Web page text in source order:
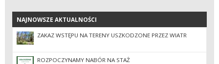
NAJNOWSZE AKTUALNOŚCI
NAJNOWSZE AKTUALNOŚCI
ZAKAZ WSTĘPU NA TERENY USZKODZONE PRZEZ WIATR
ROZPOCZYNAMY NABÓR NA STAŻ